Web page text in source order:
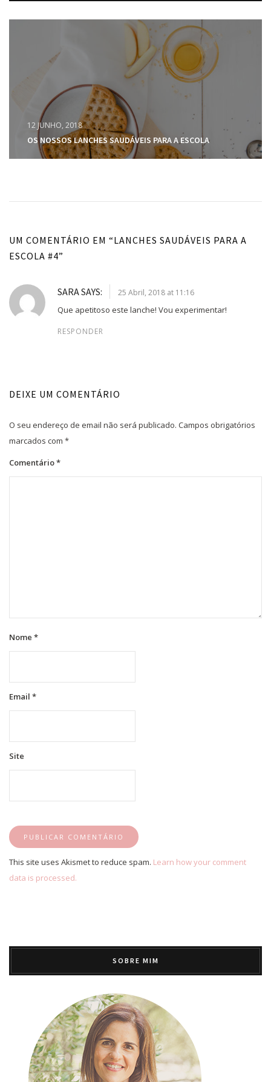
12 JUNHO, 2018
OS NOSSOS LANCHES SAUDÁVEIS PARA A ESCOLA
UM COMENTÁRIO EM “LANCHES SAUDÁVEIS PARA A
ESCOLA #4”
SARASAYS: 25 Abril, 2018 at 11:16
Que apetitoso este lanche! Vou experimentar!
RESPONDER
DEIXE UM COMENTÁRIO
O seu endereço de email não será publicado. Campos obrigatórios
marcados com *
Comentário*
Nome *
Email *
Site
This site uses Akismet to reduce spam. Learn how your comment
data is processed.
SOBRE MIM